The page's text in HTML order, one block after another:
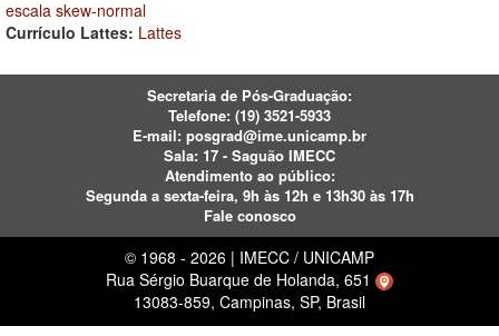
escala skew-normal
Currículo Lattes: Lattes
Secretaria de Pós-Graduação:
Telefone: (19) 3521-5933
E-mail: posgrad@ime.unicamp.br
Sala: 17 - Saguão IMECC
Atendimento ao público:
Segunda a sexta-feira, 9h às 12h e 13h30 às 17h
Fale conosco
© 1968 - 2026 | IMECC / UNICAMP
Rua Sérgio Buarque de Holanda, 651
13083-859, Campinas, SP, Brasil